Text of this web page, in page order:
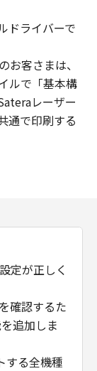
ドライバーで
お客さまは、
ルで「基本構
レーザー
通で印刷する
定が正しく
確認するた
追加しま
する全機種